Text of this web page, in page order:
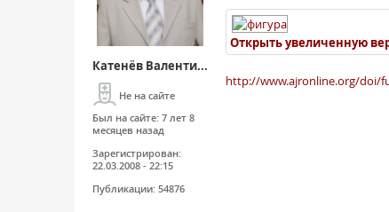
Катенёв Валенти...
Не на сайте
Был на сайте: 7 лет 8
месяцев назад
Зарегистрирован:
22.03.2008 - 22:15
Публикации: 54876
Открыть увеличенную
http://www.ajronline.org/doi/